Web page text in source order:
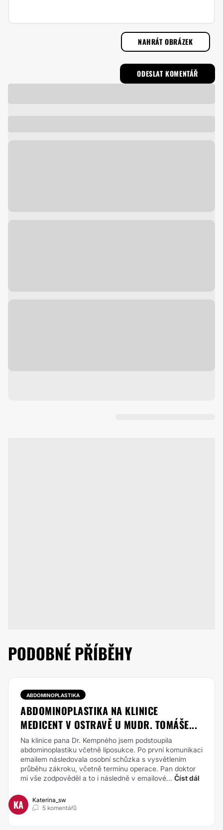
NAHRÁT OBRÁZEK
PODOBNÉ PŘÍBĚHY
ABDOMINOPLASTIKA
ABDOMINOPLASTIKA NA KLINICE
MEDICENT V OSTRAVĚ U MUDR. TOMÁŠE...
Na klinice pana Dr. Kempného jsem podstoupila
abdominoplastiku včetně liposukce. Po první komunikaci
emailem následovala osobní schůzka s vysvětlením
průběhu zákroku, včetně termínu operace. Pan doktor
mi vše zodpověděl a to i následně v emailové... Číst dál
KA
Katerina_sw
5 komentářů